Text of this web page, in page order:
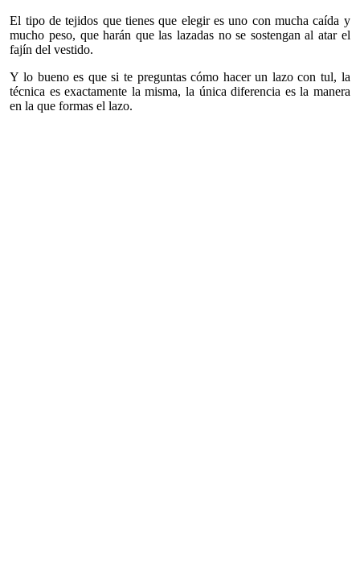
El tipo de tejidos que tienes que elegir es uno con mucha caída y
mucho peso, que harán que las lazadas no se sostengan al atar el
fajín del vestido.
Y lo bueno es que si te preguntas cómo hacer un lazo con tul, la
técnica es exactamente la misma, la única diferencia es la manera
en la que formas el lazo.